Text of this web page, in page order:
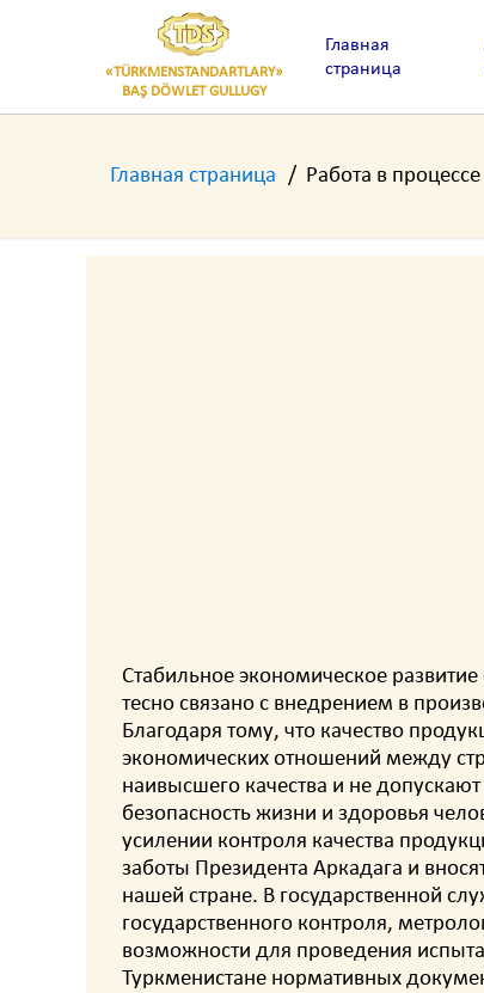
«TÜRKMENSTANDARTLARY»
BAŞ DÖWLET GULLUGY
Главная
страница
Главная страница Работа в процессе
Стабильное экономическое
тесно связано с внедрением в
Благодаря тому, что качество
экономических отношений между
наивысшего качества и не
безопасность жизни и здоровья
усилении контроля качества
заботы Президента Аркадага и
нашей стране. В государственной
государственного контроля,
возможности для проведения
Туркменистане нормативных